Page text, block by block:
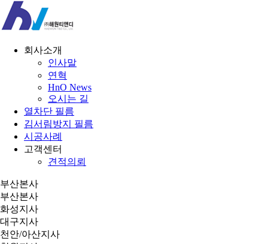
회사소개
인사말
연혁
HnO News
오시는 길
열차단 필름
김서림방지 필름
시공사례
고객센터
견적의뢰
부산본사
부산본사
화성지사
대구지사
천안/아산지사